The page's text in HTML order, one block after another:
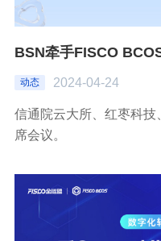
BSN牵手FISCO
动态 2024-04-24
信通院云大所、红枣科
席会议。